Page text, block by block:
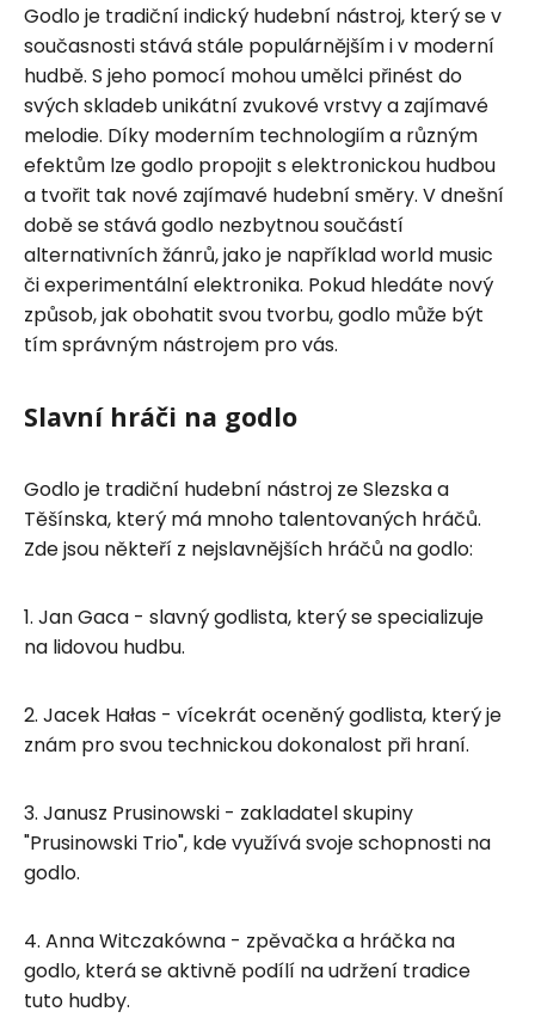
Godlo je tradiční indický hudební nástroj, který se v
současnosti stává stále populárnějším i v moderní
hudbě. S jeho pomocí mohou umělci přinést do
svých skladeb unikátní zvukové vrstvy a zajímavé
melodie. Díky moderním technologiím a různým
efektům lze godlo propojit s elektronickou hudbou
a tvořit tak nové zajímavé hudební směry. V dnešní
době se stává godlo nezbytnou součástí
alternativních žánrů, jako je například world music
či experimentální elektronika. Pokud hledáte nový
způsob, jak obohatit svou tvorbu, godlo může být
tím správným nástrojem pro vás.
Slavní hráči na godlo
Godlo je tradiční hudební nástroj ze Slezska a
Těšínska, který má mnoho talentovaných hráčů.
Zde jsou někteří z nejslavnějších hráčů na godlo:
1. Jan Gaca - slavný godlista, který se specializuje
na lidovou hudbu.
2. Jacek Hałas - vícekrát oceněný godlista, který je
znám pro svou technickou dokonalost při hraní.
3. Janusz Prusinowski - zakladatel skupiny
"Prusinowski Trio", kde využívá svoje schopnosti na
godlo.
4. Anna Witczakówna - zpěvačka a hráčka na
godlo, která se aktivně podílí na udržení tradice
tuto hudby.